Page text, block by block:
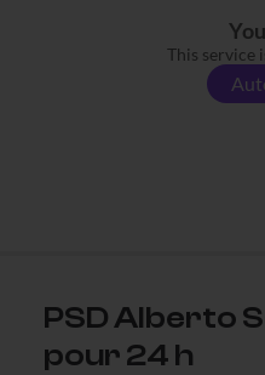
This service
PSD Alberto
pour 24 h